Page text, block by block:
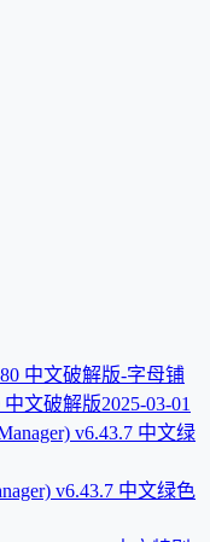
中文破解版2025-03-01
v6.43.7 中文绿色